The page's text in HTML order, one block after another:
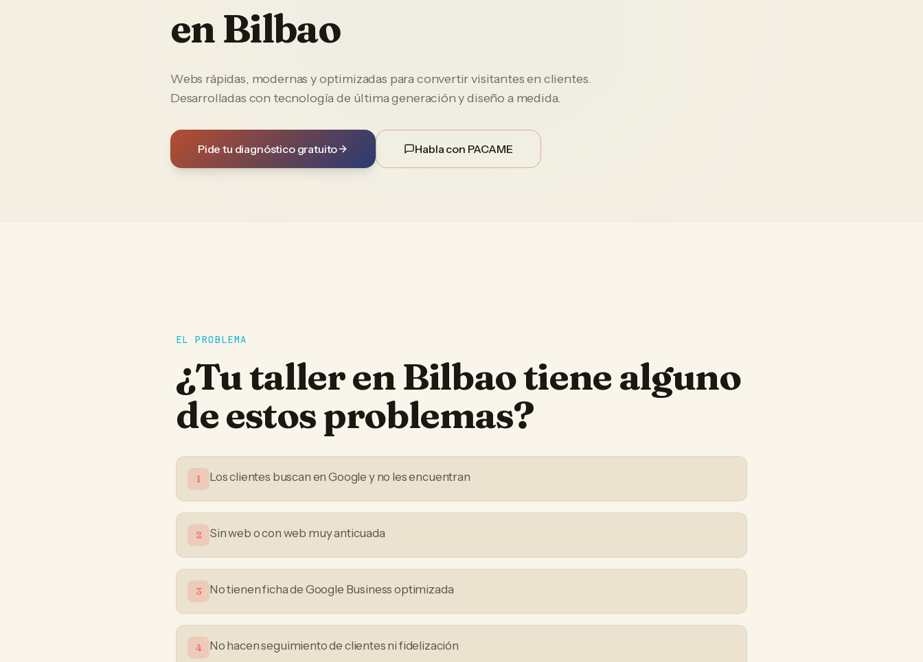
enBilbao
Webs rápidas, modernas y optimizadas para convertir visitantes en clientes.
Desarrolladas con tecnología de última generación y diseño a medida.
Pide tu diagnóstico gratuito Habla con PACAME
EL PROBLEMA
¿TutallerenBilbaotiene alguno
de estos problemas?
1 Los clientes buscan en Google y no les encuentran
2 Sin web o con web muy anticuada
3 No tienen ficha de Google Business optimizada
4 No hacen seguimiento de clientes ni fidelización